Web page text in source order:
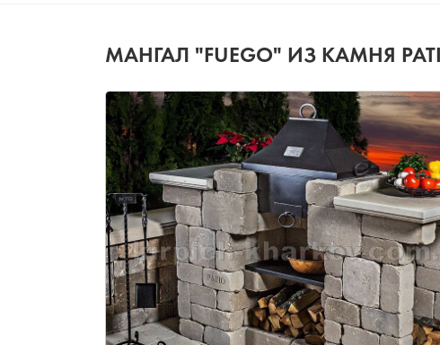
МАНГАЛ "FUEGO" ИЗ КАМНЯ